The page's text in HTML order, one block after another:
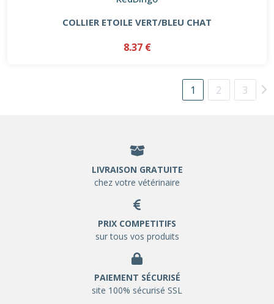
COLLIER ETOILE VERT/BLEU CHAT
8.37 €
1 2 3
LIVRAISON GRATUITE
chez votre vétérinaire
PRIX COMPETITIFS
sur tous vos produits
PAIEMENT SÉCURISÉ
site 100% sécurisé SSL